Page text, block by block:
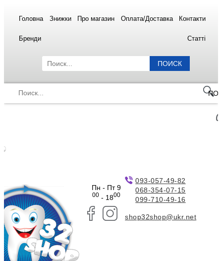
Головна Знижки Про магазин Оплата/Доставка Контакти
Бренди Статті
ПОИСК
Пн - Пт 9
00- 1800
093-057-49-82
068-354-07-15
099-710-49-16
shop32shop@ukr.net